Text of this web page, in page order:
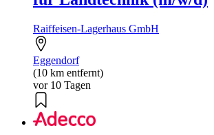
Raiffeisen-Lagerhaus GmbH
Eggendorf
(10 km entfernt)
vor 10 Tagen